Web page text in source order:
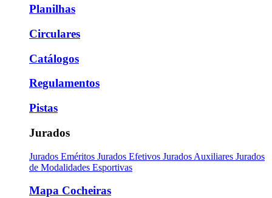
Planilhas
Circulares
Catálogos
Regulamentos
Pistas
Jurados
Jurados Eméritos Jurados Efetivos Jurados Auxiliares Jurados
de Modalidades Esportivas
Mapa Cocheiras